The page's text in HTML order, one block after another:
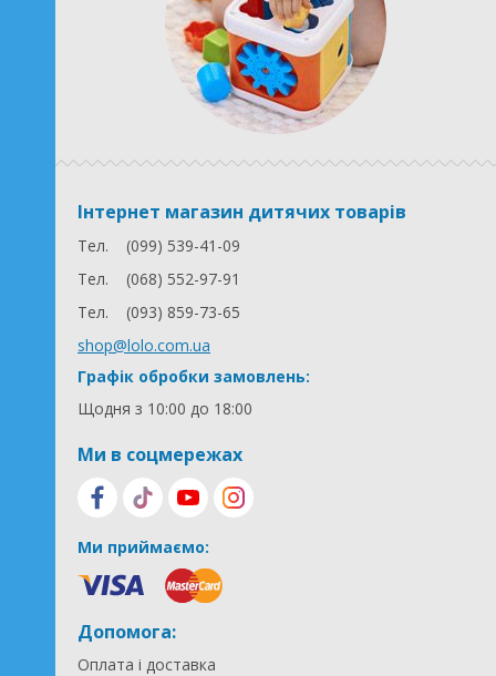
Інтернет магазин дитячих товарів
Тел.
(099) 539-41-09
Тел.
(068) 552-97-91
Тел.
(093) 859-73-65
shop@lolo.com.ua
Графік обробки замовлень:
Щодня з 10:00 до 18:00
Ми в соцмережах
Ми приймаємо:
Допомога:
Оплата і доставка